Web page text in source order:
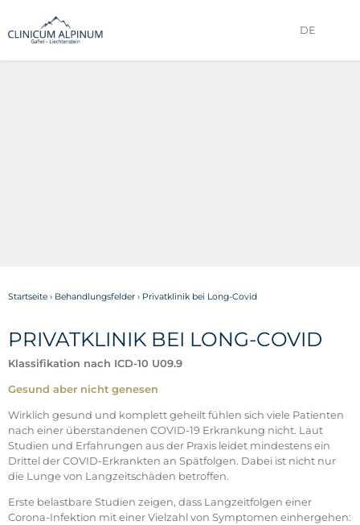
DE
Startseite› Behandlungsfelder› Privatklinik bei Long-Covid
PRIVATKLINIK BEI LONG-COVID
Klassifikation nach ICD-10 U09.9
Gesund aber nicht genesen
Wirklich gesund und komplett geheilt fühlen sich viele Patienten
nach einer überstandenen COVID-19 Erkrankung nicht. Laut
Studien und Erfahrungen aus der Praxis leidet mindestens ein
Drittel der COVID-Erkrankten an Spätfolgen. Dabei ist nicht nur
die Lunge von Langzeitschäden betroffen.
Erste belastbare Studien zeigen, dass Langzeitfolgen einer
Corona-Infektion mit einer Vielzahl von Symptomen einhergehen: